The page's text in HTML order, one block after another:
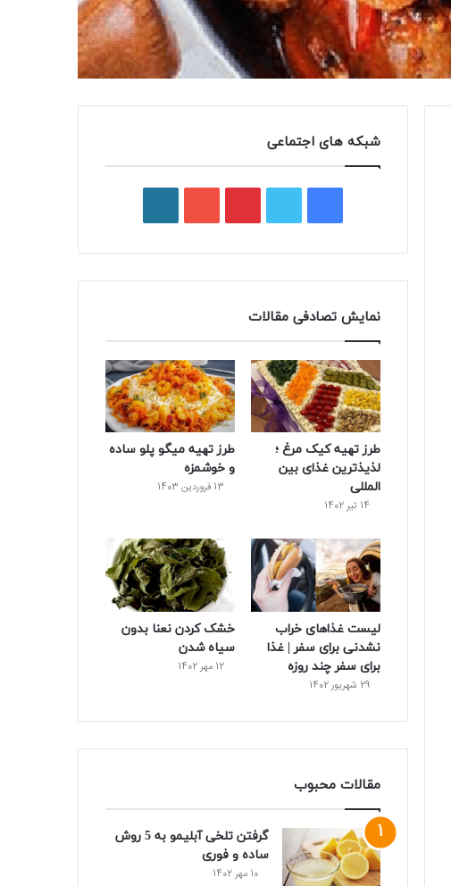
شبکه های اجتماعی
نمایش تصادفی مقالات
طرز تهیه کیک مرغ ؛
لذیذترین غذای بین
المللی
14 تیر 1402
طرز تهیه میگو پلو ساده
و خوشمزه
13 فروردین 1403
لیست غذاهای خراب
نشدنی برای سفر | غذا
برای سفر چند روزه
29 شهریور 1402
خشک کردن نعنا بدون
سیاه شدن
12 مهر 1402
مقالات محبوب
گرفتن تلخی آبلیمو به 5 روش
ساده و فوری
10 مهر 1402